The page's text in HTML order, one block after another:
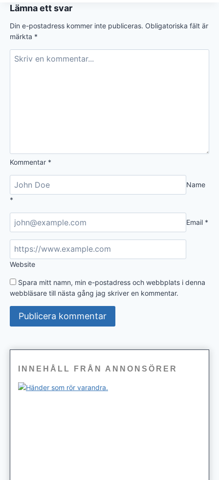
Lämna ett svar
Din e-postadress kommer inte publiceras. Obligatoriska fält är
märkta *
Kommentar *
Name
*
Email *
Website
Spara mitt namn, min e-postadress och webbplats i denna
webbläsare till nästa gång jag skriver en kommentar.
INNEHÅLL FRÅN ANNONSÖRER